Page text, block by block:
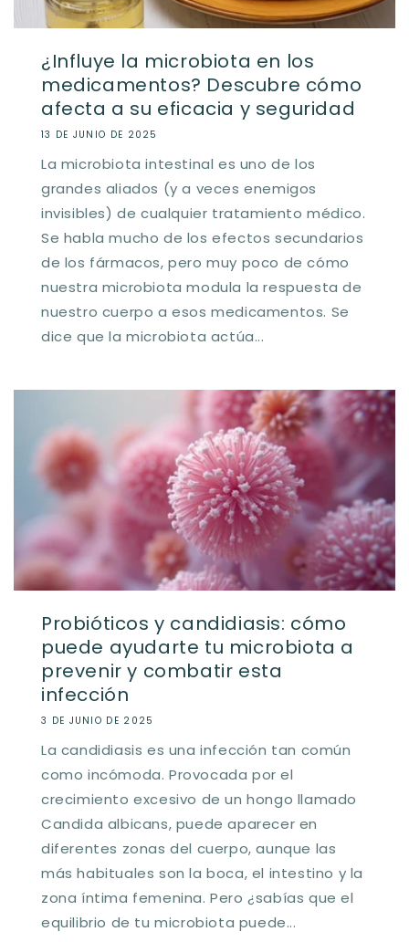
¿Influye la microbiota en los
medicamentos? Descubre cómo
afecta a su eficacia y seguridad
13 DE JUNIO DE 2025
La microbiota intestinal es uno de los
grandes aliados (y a veces enemigos
invisibles) de cualquier tratamiento médico.
Se habla mucho de los efectos secundarios
de los fármacos, pero muy poco de cómo
nuestra microbiota modula la respuesta de
nuestro cuerpo a esos medicamentos. Se
dice que la microbiota actúa...
Probióticos y candidiasis: cómo
puede ayudarte tu microbiota a
prevenir y combatir esta
infección
3 DE JUNIO DE 2025
La candidiasis es una infección tan común
como incómoda. Provocada por el
crecimiento excesivo de un hongo llamado
Candida albicans, puede aparecer en
diferentes zonas del cuerpo, aunque las
más habituales son la boca, el intestino y la
zona íntima femenina. Pero ¿sabías que el
equilibrio de tu microbiota puede...